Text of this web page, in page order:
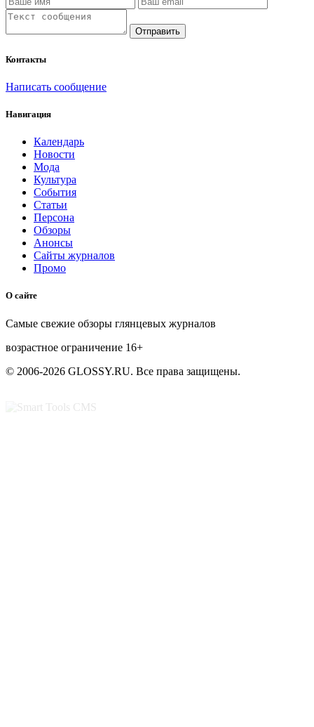
Отправить
Контакты
Написать сообщение
Навигация
Календарь
Новости
Мода
Культура
События
Статьи
Персона
Обзоры
Анонсы
Сайты журналов
Промо
О сайте
Самые свежие обзоры глянцевых журналов
возрастное ограничение 16+
© 2006-2026 GLOSSY.RU. Все права защищены.